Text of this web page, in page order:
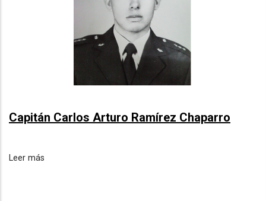
Capitán Carlos Arturo Ramírez Chaparro
Leer más